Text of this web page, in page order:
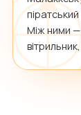
піратський
Між ними —